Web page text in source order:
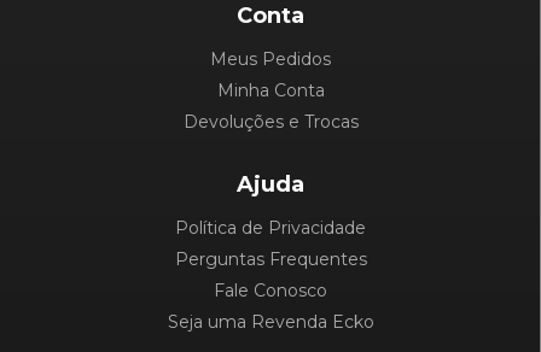
Conta
Meus Pedidos
Minha Conta
Devoluções e Trocas
Ajuda
Política de Privacidade
Perguntas Frequentes
Fale Conosco
Seja uma Revenda Ecko